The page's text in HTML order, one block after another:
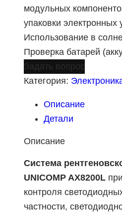
модульных
упаковки электронных
Использование в
Проверка батарей
Задать вопрос
Категория:
Описание
Детали
Описание
Система
UNICOMP AX8200L
контроля
частности,